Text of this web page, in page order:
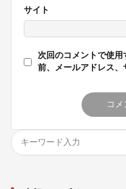
サイト
次回のコメントで使
前、メールアドレス、